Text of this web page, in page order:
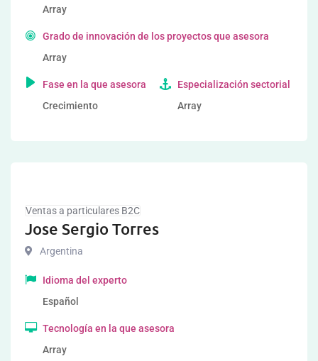
Array
Grado de innovación de los proyectos que asesora
Array
Fase en la que asesora
Crecimiento
Especialización sectorial
Array
Ventas a particulares B2C
Jose Sergio Torres
Argentina
Idioma del experto
Español
Tecnología en la que asesora
Array